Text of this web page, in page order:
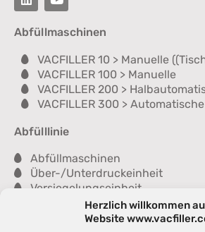
Herzlich willkommen
Website
Abfüllmaschinen
VACFILLER 10 > Manuelle
VACFILLER 100 > Manuelle
VACFILLER 200 >
VACFILLER 300 > Automatische
Abfülllinie
Abfüllmaschinen
Über-/Unterdruckeinheit
Versiegelungseinheit
Kontrolleinheit
Wascheinheit